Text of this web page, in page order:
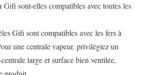
Gifi sont-elles compatibles avec toutes les
Gifi sont compatibles avec les fers à
une centrale vapeur, privilégiez un
large et surface bien ventilée,